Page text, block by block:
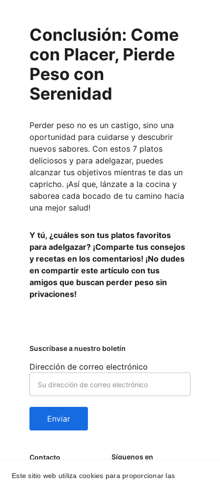
Conclusión: Come
con Placer, Pierde
Peso con
Serenidad
Perder peso no es un castigo, sino una
oportunidad para cuidarse y descubrir
nuevos sabores. Con estos 7 platos
deliciosos y para adelgazar, puedes
alcanzar tus objetivos mientras te das un
capricho. ¡Así que, lánzate a la cocina y
saborea cada bocado de tu camino hacia
una mejor salud!
Y tú, ¿cuáles son tus platos favoritos
para adelgazar? ¡Comparte tus consejos
y recetas en los comentarios! ¡No dudes
en compartir este artículo con tus
amigos que buscan perder peso sin
privaciones!
Contacto
Dirección de correo electrónico
Enviar
behealfit.news@gmai
Síguenos en
Suscríbase a nuestro boletín
Este sitio web utiliza cookies para proporcionar las